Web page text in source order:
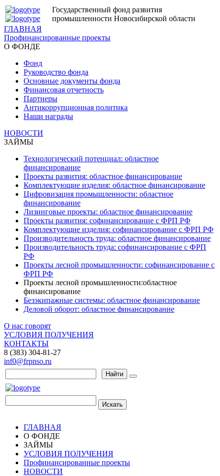
Государственный фонд развития
промышленности Новосибирской области
ГЛАВНАЯ
Профинансированные проекты
О ФОНДЕ
Фонд
Руководство фонда
Основные документы фонда
Финансовая отчетность
Партнеры
Антикоррупционная политика
Наши награды
НОВОСТИ
ЗАЙМЫ
Технологический потенциал: областное
финансирование
Проекты развития: областное финансирование
Комплектующие изделия: областное финансирование
Цифровизация промышленности: областное
финансирование
Лизинговые проекты: областное финансирование
Проекты развития: софинансирование с ФРП РФ
Комплектующие изделия: софинансирование с ФРП РФ
Производительность труда: областное финансирование
Производительность труда: софинансирование с ФРП
РФ
Проекты лесной промышленности: софинансирование с
ФРП РФ
Проекты лесной промышленности:областное
финансирование
Безэкипажные системы: областное финансирование
Деловой оборот: областное финансирование
О нас говорят
УСЛОВИЯ ПОЛУЧЕНИЯ
КОНТАКТЫ
8 (383) 304-81-27
inf0@frpnso.ru
Найти
Искать
ГЛАВНАЯ
О ФОНДЕ
ЗАЙМЫ
УСЛОВИЯ ПОЛУЧЕНИЯ
Профинансированные проекты
НОВОСТИ